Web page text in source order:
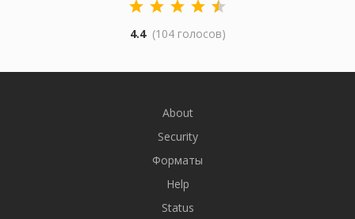
4.4 (104 голосов)
About
Security
Форматы
Help
Status